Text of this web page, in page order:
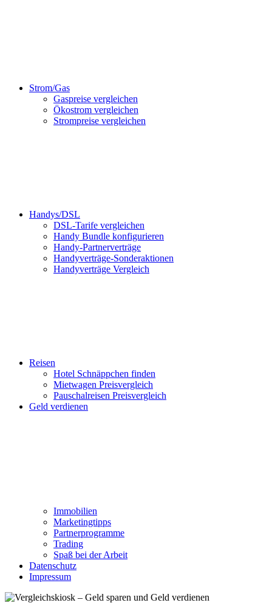
Strom/Gas
Gaspreise vergleichen
Ökostrom vergleichen
Strompreise vergleichen
Handys/DSL
DSL-Tarife vergleichen
Handy Bundle konfigurieren
Handy-Partnerverträge
Handyverträge-Sonderaktionen
Handyverträge Vergleich
Reisen
Hotel Schnäppchen finden
Mietwagen Preisvergleich
Pauschalreisen Preisvergleich
Geld verdienen
Immobilien
Marketingtipps
Partnerprogramme
Trading
Spaß bei der Arbeit
Datenschutz
Impressum